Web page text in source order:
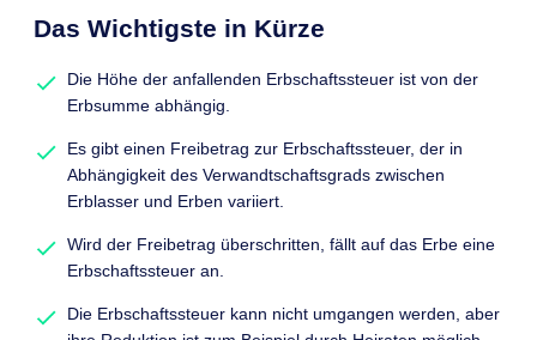
Das Wichtigste in Kürze
Die Höhe der anfallenden Erbschaftssteuer ist von der
Erbsumme abhängig.
Es gibt einen Freibetrag zur Erbschaftssteuer, der in
Abhängigkeit des Verwandtschaftsgrads zwischen
Erblasser und Erben variiert.
Wird der Freibetrag überschritten, fällt auf das Erbe eine
Erbschaftssteuer an.
Die Erbschaftssteuer kann nicht umgangen werden, aber